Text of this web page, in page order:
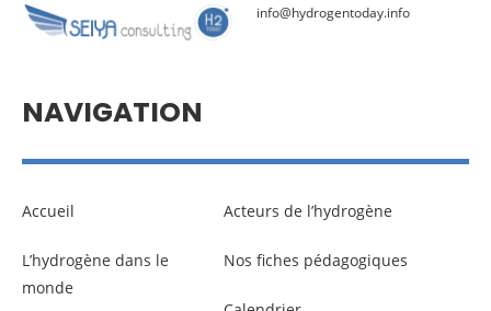
info@hydrogentoday.info
NAVIGATION
Accueil
L’hydrogène dans le
monde
Acteurs de l’hydrogène
Nos fiches pédagogiques